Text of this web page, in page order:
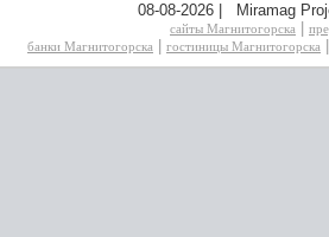
08-08-2026 | Miramag
сайты Магнитогорска
банки Магнитогорска
гостиницы Магнитогорска